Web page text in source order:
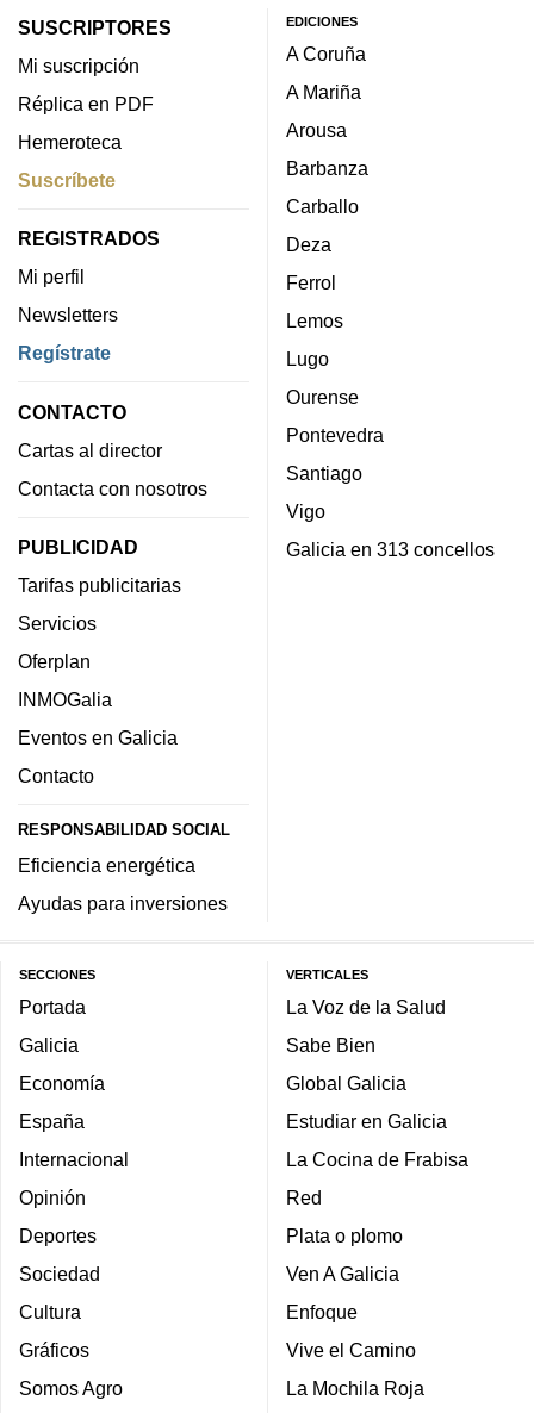
SUSCRIPTORES
Mi suscripción
Réplica en PDF
Hemeroteca
Suscríbete
REGISTRADOS
Mi perfil
Newsletters
Regístrate
CONTACTO
Cartas al director
Contacta con nosotros
PUBLICIDAD
Tarifas publicitarias
Servicios
Oferplan
INMOGalia
Eventos en Galicia
Contacto
RESPONSABILIDAD SOCIAL
Eficiencia energética
Ayudas para inversiones
EDICIONES
A Coruña
A Mariña
Arousa
Barbanza
Carballo
Deza
Ferrol
Lemos
Lugo
Ourense
Pontevedra
Santiago
Vigo
Galicia en 313 concellos
SECCIONES
Portada
Galicia
Economía
España
Internacional
Opinión
Deportes
Sociedad
Cultura
Gráficos
Somos Agro
VERTICALES
La Voz de la Salud
Sabe Bien
Global Galicia
Estudiar en Galicia
La Cocina de Frabisa
Red
Plata o plomo
Ven A Galicia
Enfoque
Vive el Camino
La Mochila Roja